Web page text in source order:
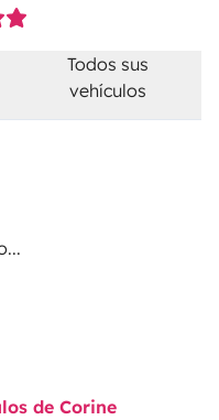
Todos sus
vehículos
de Corine